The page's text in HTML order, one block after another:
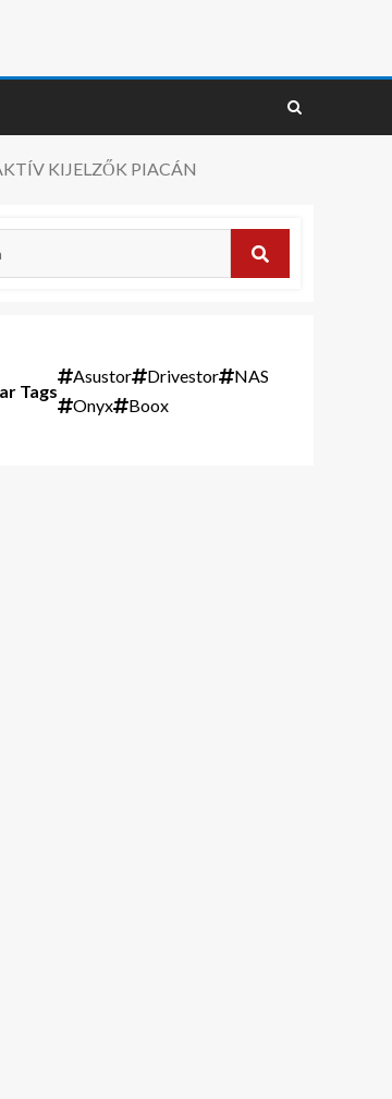
KIJELZŐK PIACÁN
Tags
Asustor Drivestor
NAS
Onyx
Boox